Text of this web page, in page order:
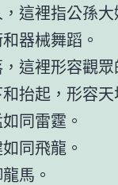
這裡指公孫大
器械舞蹈。
這裡形容觀眾
抬起，形容
同雷霆。
同飛龍。
馬。